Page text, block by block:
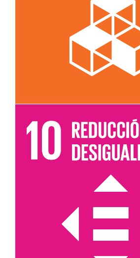
Leer más sobre el
Leer más sobre el